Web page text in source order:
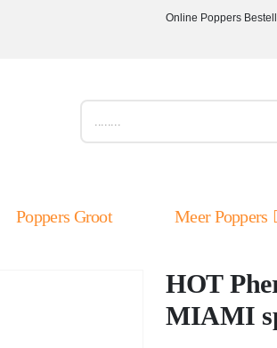
Online Poppers
Poppers Groot Meer Poppers
HOT
MIAMI